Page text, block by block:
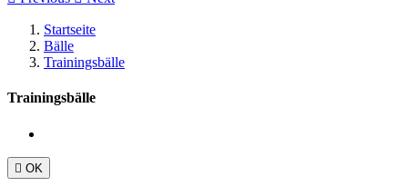
Startseite
Bälle
Trainingsbälle
Trainingsbälle
 OK